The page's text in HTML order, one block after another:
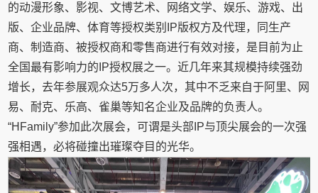
的动漫形象、影视、文博艺术、网络文学、娱乐、游戏、出
版、企业品牌、体育等授权类别IP版权方及代理，同生产
商、制造商、被授权商和零售商进行有效对接，是目前为止
全国最有影响力的IP授权展之一。近几年来其规模持续强劲
增长，去年参展观众达5万多人次，其中不乏来自于阿里、网
易、耐克、乐高、雀巢等知名企业及品牌的负责人。
“HFamily”参加此次展会，可谓是头部IP与顶尖展会的一次强
强相遇，必将碰撞出璀璨夺目的光华。